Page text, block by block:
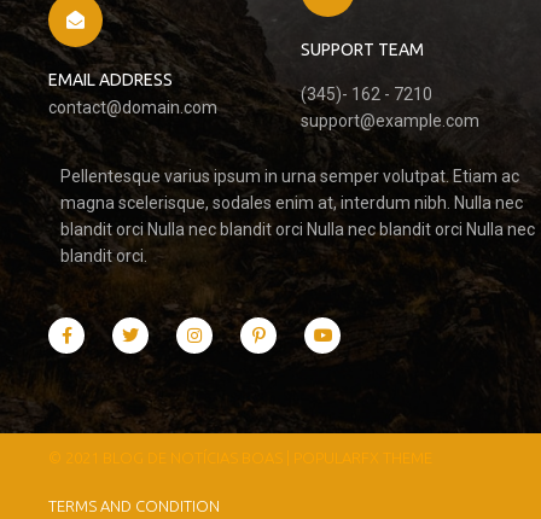
EMAIL ADDRESS
contact@domain.com
SUPPORT TEAM
(345)- 162 - 7210
support@example.com
Pellentesque varius ipsum in urna semper volutpat. Etiam ac
magna scelerisque, sodales enim at, interdum nibh. Nulla nec
blandit orci Nulla nec blandit orci Nulla nec blandit orci Nulla nec
blandit orci.
© 2021 BLOG DE NOTÍCIAS BOAS | POPULARFX THEME
TERMS AND CONDITION